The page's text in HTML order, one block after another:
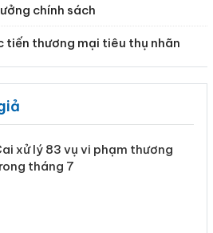
chính sách
tiến thương mại tiêu thụ nhãn
xử lý 83 vụ vi phạm thương
tháng 7